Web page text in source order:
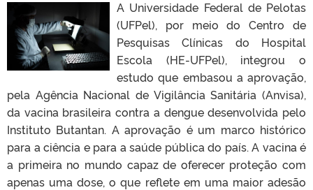
A Universidade Federal de Pelotas
(UFPel), por meio do Centro de
Pesquisas Clínicas do Hospital
Escola (HE-UFPel), integrou o
estudo que embasou a aprovação,
pela Agência Nacional de Vigilância Sanitária (Anvisa),
da vacina brasileira contra a dengue desenvolvida pelo
Instituto Butantan. A aprovação é um marco histórico
para a ciência e para a saúde pública do país. A vacina é
a primeira no mundo capaz de oferecer proteção com
apenas uma dose, o que reflete em uma maior adesão